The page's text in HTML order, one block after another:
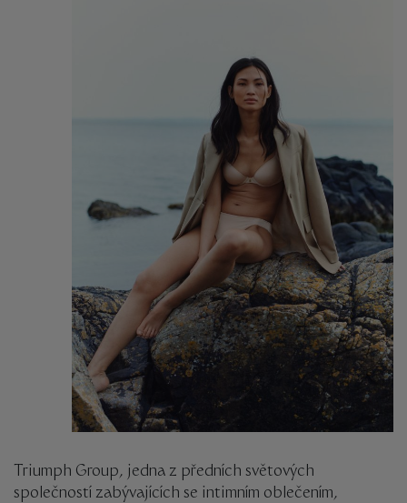
Triumph Group, jedna z předních světových
společností zabývajících se intimním oblečením,